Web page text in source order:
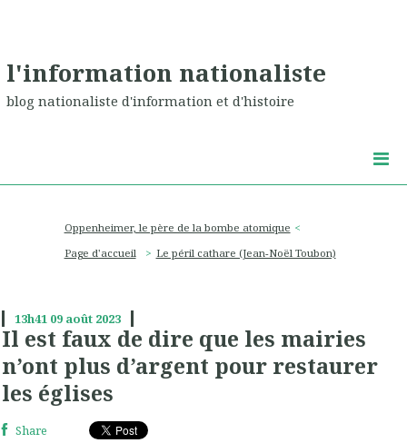
l'information nationaliste
blog nationaliste d'information et d'histoire
Oppenheimer, le père de la bombe atomique
Page d'accueil
Le péril cathare (Jean-Noël Toubon)
13h41 09 août 2023
Il est faux de dire que les mairies
n’ont plus d’argent pour restaurer
les églises
Share